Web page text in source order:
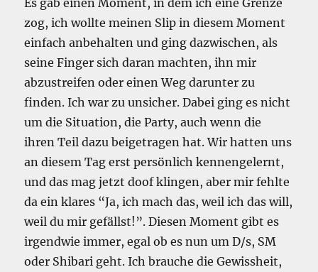
Es gab einen Moment, in dem ich eine Grenze
zog, ich wollte meinen Slip in diesem Moment
einfach anbehalten und ging dazwischen, als
seine Finger sich daran machten, ihn mir
abzustreifen oder einen Weg darunter zu
finden. Ich war zu unsicher. Dabei ging es nicht
um die Situation, die Party, auch wenn die
ihren Teil dazu beigetragen hat. Wir hatten uns
an diesem Tag erst persönlich kennengelernt,
und das mag jetzt doof klingen, aber mir fehlte
da ein klares “Ja, ich mach das, weil ich das will,
weil du mir gefällst!”. Diesen Moment gibt es
irgendwie immer, egal ob es nun um D/s, SM
oder Shibari geht. Ich brauche die Gewissheit,